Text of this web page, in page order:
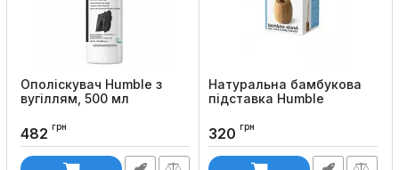
Ополіскувач Humble з
вугіллям, 500 мл
482 грн
Натуральна бамбукова
підставка Humble
320 грн